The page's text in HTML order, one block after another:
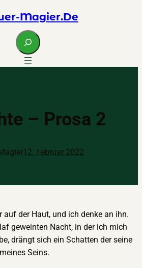
Magier.de
S
e
– Prosa 2
12. Februar 2022
auf der Haut, und ich denke an ihn.
geweinten Nacht, in der ich mich
drängt sich ein Schatten der seine
Seins.